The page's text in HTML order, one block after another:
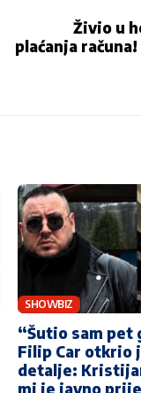
Živio u
plaćanja
SHOWBIZ
“Šutio sam pet
Filip Car otkrio
detalje:
mi je javno